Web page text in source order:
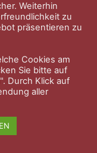
Über uns
Weiterhin
zu
präsentieren zu
Cookies am
Sie bitte auf
Durch Klick auf
aller